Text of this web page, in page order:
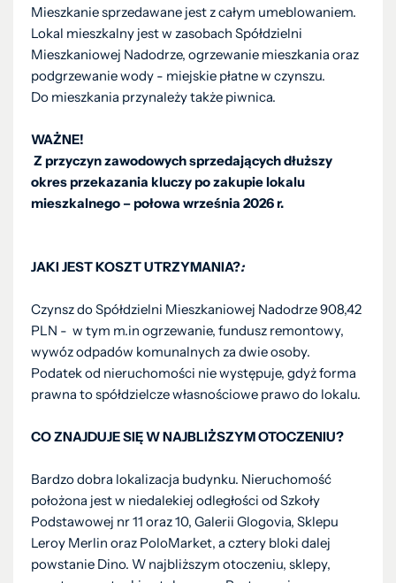
Mieszkanie sprzedawane jest z całym umeblowaniem.
Lokal mieszkalny jest w zasobach Spółdzielni
Mieszkaniowej Nadodrze, ogrzewanie mieszkania oraz
podgrzewanie wody - miejskie płatne w czynszu.
Do mieszkania przynależy także piwnica.
WAŻNE!
Z przyczyn zawodowych sprzedających dłuższy
okres przekazania kluczy po zakupie lokalu
mieszkalnego – połowa września 2026 r.
JAKI JEST KOSZT UTRZYMANIA?:
Czynsz do Spółdzielni Mieszkaniowej Nadodrze 908,42
PLN - w tym m.in ogrzewanie, fundusz remontowy,
wywóz odpadów komunalnych za dwie osoby.
Podatek od nieruchomości nie występuje, gdyż forma
prawna to spółdzielcze własnościowe prawo do lokalu.
CO ZNAJDUJE SIĘ W NAJBLIŻSZYM OTOCZENIU?
Bardzo dobra lokalizacja budynku. Nieruchomość
położona jest w niedalekiej odległości od Szkoły
Podstawowej nr 11 oraz 10, Galerii Glogovia, Sklepu
Leroy Merlin oraz PoloMarket, a cztery bloki dalej
powstanie Dino. W najbliższym otoczeniu, sklepy,